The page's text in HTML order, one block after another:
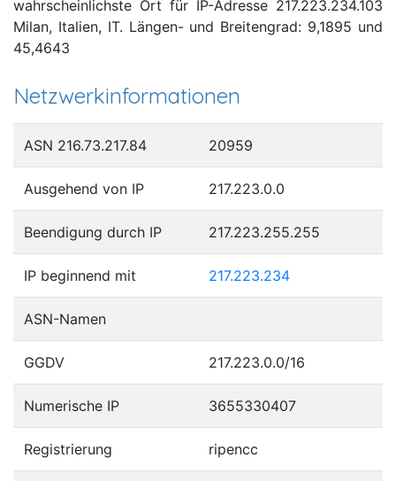
wahrscheinlichste Ort für IP-Adresse 217.223.234.103
Milan, Italien, IT. Längen- und Breitengrad: 9,1895 und
45,4643
Netzwerkinformationen
ASN 216.73.217.84 20959
Ausgehend von IP 217.223.0.0
Beendigung durch IP 217.223.255.255
IP beginnend mit 217.223.234
ASN-Namen
GGDV 217.223.0.0/16
Numerische IP 3655330407
Registrierung ripencc